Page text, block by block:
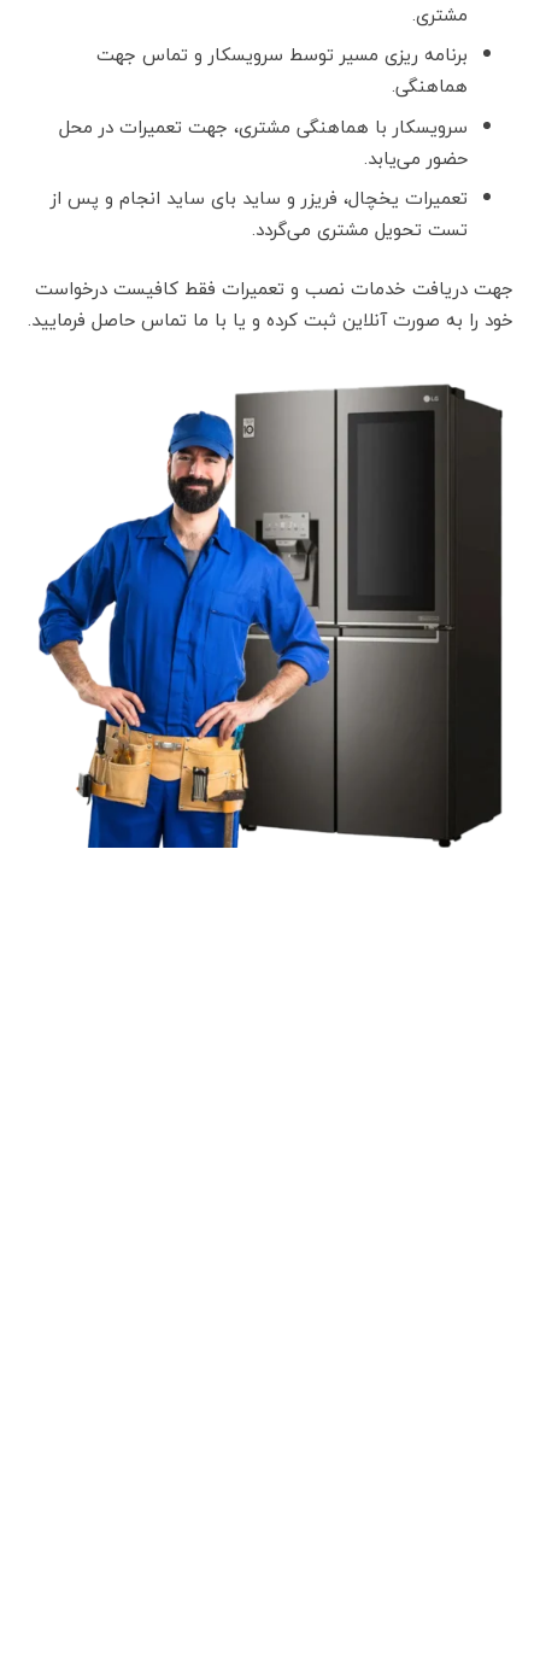
مشتری.
برنامه ریزی مسیر توسط سرویسکار و تماس جهت
هماهنگی.
سرویسکار با هماهنگی مشتری، جهت تعمیرات در محل
حضور می‌یابد.
تعمیرات یخچال، فریزر و ساید بای ساید انجام و پس از
تست تحویل مشتری می‌گردد.
جهت دریافت خدمات نصب و تعمیرات فقط کافیست درخواست
خود را به صورت آنلاین ثبت کرده و یا با ما تماس حاصل فرمایید.